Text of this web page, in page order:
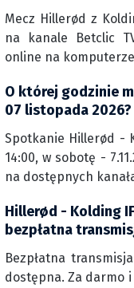
Mecz Hillerød z
na kanale Betclic
online na
O której godzinie
07 listopada 2026?
Spotkanie Hillerød -
14:00, w sobotę -
na dostępnych
Hillerød - Kolding
bezpłatna
Bezpłatna
dostępna. Za darmo